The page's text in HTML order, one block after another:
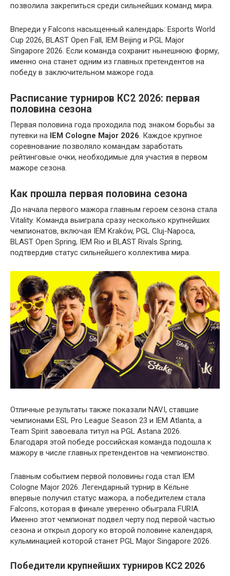
позволила закрепиться среди сильнейших команд мира.
Впереди у Falcons насыщенный календарь: Esports World
Cup 2026, BLAST Open Fall, IEM Beijing и PGL Major
Singapore 2026. Если команда сохранит нынешнюю форму,
именно она станет одним из главных претендентов на
победу в заключительном мажоре года.
Расписание турниров КС2 2026: первая
половина сезона
Первая половина года проходила под знаком борьбы за
путевки на IEM Cologne Major 2026. Каждое крупное
соревнование позволяло командам заработать
рейтинговые очки, необходимые для участия в первом
мажоре сезона.
Как прошла первая половина сезона
До начала первого мажора главным героем сезона стала
Vitality. Команда выиграла сразу несколько крупнейших
чемпионатов, включая IEM Kraków, PGL Cluj-Napoca,
BLAST Open Spring, IEM Rio и BLAST Rivals Spring,
подтвердив статус сильнейшего коллектива мира.
Отличные результаты также показали NAVI, ставшие
чемпионами ESL Pro League Season 23 и IEM Atlanta, а
Team Spirit завоевала титул на PGL Astana 2026.
Благодаря этой победе российская команда подошла к
мажору в числе главных претендентов на чемпионство.
Главным событием первой половины года стал IEM
Cologne Major 2026. Легендарный турнир в Кёльне
впервые получил статус мажора, а победителем стала
Falcons, которая в финале уверенно обыграла FURIA.
Именно этот чемпионат подвел черту под первой частью
сезона и открыл дорогу ко второй половине календаря,
кульминацией которой станет PGL Major Singapore 2026.
Победители крупнейших турниров КС2 2026